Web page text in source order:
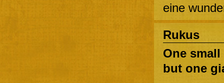
eine
Rukus
One
but one